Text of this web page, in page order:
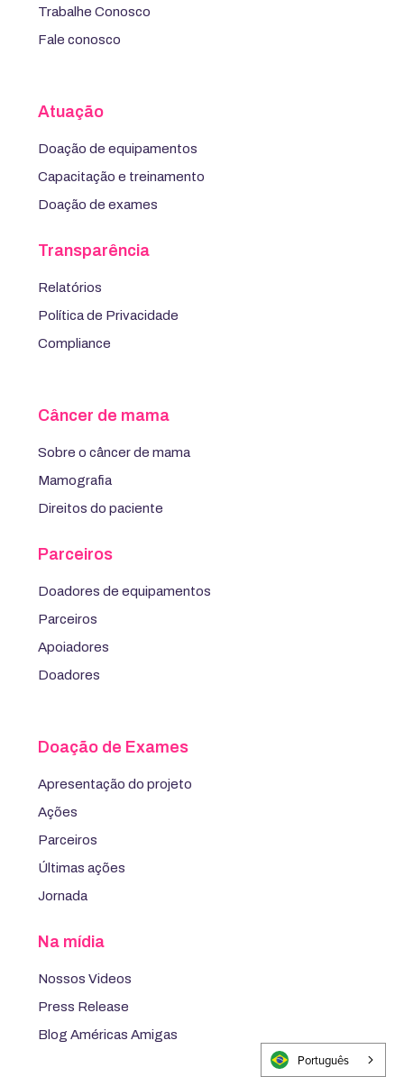
Trabalhe Conosco
Fale conosco
Atuação
Doação de equipamentos
Capacitação e treinamento
Doação de exames
Transparência
Relatórios
Política de Privacidade
Compliance
Câncer de mama
Sobre o câncer de mama
Mamografia
Direitos do paciente
Parceiros
Doadores de equipamentos
Parceiros
Apoiadores
Doadores
Doação de Exames
Apresentação do projeto
Ações
Parceiros
Últimas ações
Jornada
Na mídia
Nossos Videos
Press Release
Blog Américas Amigas
Português